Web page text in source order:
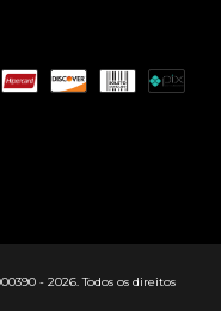
- 2026. Todos os direitos